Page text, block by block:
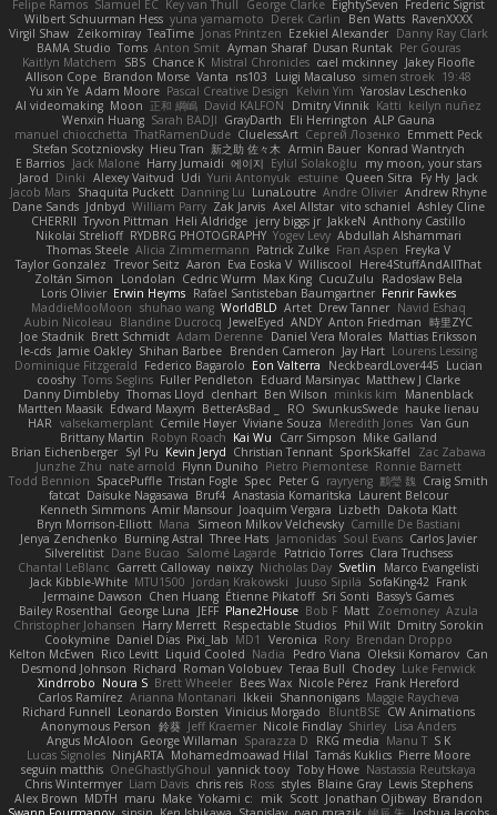
Felipe Ramos Slamuel EC Key van Thull George Clarke EightySeven Frederic Sigrist
Wilbert Schuurman Hess yuna yamamoto Derek Carlin Ben Watts RavenXXXX
Virgil Shaw Zeikomiray TeaTime Jonas Printzen Ezekiel Alexander Danny Ray Clark
BAMA Studio Toms Anton Smit Ayman Sharaf Dusan Runtak Per Gouras
Kaitlyn Matchem
SBS Chance K Mistral Chronicles cael mckinney Jakey Floofle
Allison Cope Brandon Morse Vanta ns103 Luigi Macaluso simen stroek 19:48
Yu xin Ye Adam Moore Pascal Creative Design Kelvin Yim Yaroslav Leschenko
AI videomaking Moon 正和 綱嶋 David KALFON Dmitry Vinnik Katti keilyn nuñez
Wenxin Huang Sarah BADJI GrayDarth Eli Herrington ALP Gauna
manuel chiocchetta ThatRamenDude CluelessArt Cергей Лозенко Emmett Peck
Stefan Scotzniovsky Hieu Tran 新之助 佐々木 Armin Bauer Konrad Wantrych
E Barrios Jack Malone Harry Jumaidi 에이지 Eylül Solakoğlu
my moon, your stars
Jarod Dinki Alexey Vaitvud Udi Yurii Antonyuk estuine Queen Sitra Fy Hy Jack
Jacob Mars Shaquita Puckett Danning Lu LunaLoutre Andre Olivier Andrew Rhyne
Dane Sands Jdnbyd William Parry Zak Jarvis Axel Allstar vito schaniel Ashley Cline
CHERRII Tryvon Pittman Heli Aldridge jerry biggs jr JakkeN Anthony Castillo
Nikolai Strelioff RYDBRG PHOTOGRAPHY Yogev Levy Abdullah Alshammari
Thomas Steele Alicia Zimmermann Patrick Zulke Fran Aspen Freyka V
Taylor Gonzalez Trevor Seitz Aaron Eva Eoska V Williscool
Here4StuffAndAllThat
Zoltán Simon
Londolan Cedric Wurm Max King CucuZulu
Radosław Bela
Loris Olivier Erwin Heyms Rafael Santisteban Baumgartner Fenrir Fawkes
MaddieMooMoon shuhao wang WorldBLD Artet Drew Tanner Navid Eshaq
Aubin Nicoleau
Blandine Ducrocq JewelEyed ANDY Anton Friedman 時里ZYC
Joe Stadnik Brett Schmidt Adam Derenne Daniel Vera Morales Mattias Eriksson
le-cds Jamie Oakley Shihan Barbee Brenden Cameron Jay Hart Lourens Lessing
Dominique Fitzgerald Federico Bagarolo Eon Valterra NeckbeardLover445 Lucian
cooshy Toms Seglins Fuller Pendleton Eduard Marsinyac Matthew J Clarke
Danny Dimbleby Thomas Lloyd clenhart Ben Wilson minkis kim
Manenblack
Martten Maasik Edward Maxym BetterAsBad _ RO SwunkusSwede hauke lienau
HAR valsekamerplant Cemile Høyer Viviane Souza Meredith Jones Van Gun
Brittany Martin Robyn Roach Kai Wu Carr Simpson Mike Galland
Brian Eichenberger Syl Pu Kevin Jeryd Christian Tennant SporkSkaffel
Zac Zabawa
Junzhe Zhu nate arnold Flynn Duniho Pietro Piemontese Ronnie Barnett
Todd Bennion SpacePuffle Tristan Fogle Spec Peter G rayryeng 鸝瑩 魏 Craig Smith
fatcat Daisuke Nagasawa Bruf4 Anastasia Komaritska Laurent Belcour
Kenneth Simmons Amir Mansour Joaquim Vergara Lizbeth Dakota Klatt
Bryn Morrison-Elliott Mana Simeon Milkov Velchevsky Camille De Bastiani
Jenya Zenchenko Burning Astral Three Hats Jamonidas Soul Evans Carlos Javier
Silverelitist Dane Bucao Salomé Lagarde Patricio Torres Clara Truchsess
Chantal LeBlanc Garrett Calloway nøixzy Nicholas Day Svetlin
Marco Evangelisti
Jack Kibble-White MTU1500 Jordan Krakowski Juuso Sipilä SofaKing42 Frank
Jermaine Dawson Chen Huang Étienne Pikatoff Sri Sonti Bassy's Games
Bailey Rosenthal George Luna JEFF Plane2House Bob F Matt Zoemoney Azula
Christopher Johansen Harry Merrett Respectable Studios Phil Wilt Dmitry Sorokin
Cookymine Daniel Dias Pixi_lab MD1 Veronica Rory Brendan Droppo
Kelton McEwen Rico Levitt Liquid Cooled Nadia Pedro Viana Oleksii Komarov Can
Desmond Johnson Richard Roman Volobuev Teraa Bull Chodey Luke Fenwick
Xindrrobo Noura S Brett Wheeler Bees Wax Nicole Pérez Frank Hereford
Carlos Ramírez Arianna Montanari Ikkeii Shannonigans Maggie Raycheva
Richard Funnell Leonardo Borsten Vinicius Morgado BluntBSE CW Animations
Anonymous Person 鈴葵 Jeff Kraemer Nicole Findlay Shirley Lisa Anders
Angus McAloon George Willaman Sparazza D RKG media Manu T S K
Lucas Signoles NinjARTA Mohamedmoawad Hilal Tamás Kuklics Pierre Moore
seguin matthis OneGhastlyGhoul yannick tooy Toby Howe Nastassia Reutskaya
Chris Wintermyer Liam Davis chris reis Ross styles Blaine Gray Lewis Stephens
Alex Brown MDTH maru Make Yokami c: mik Scott Jonathan Ojibway Brandon